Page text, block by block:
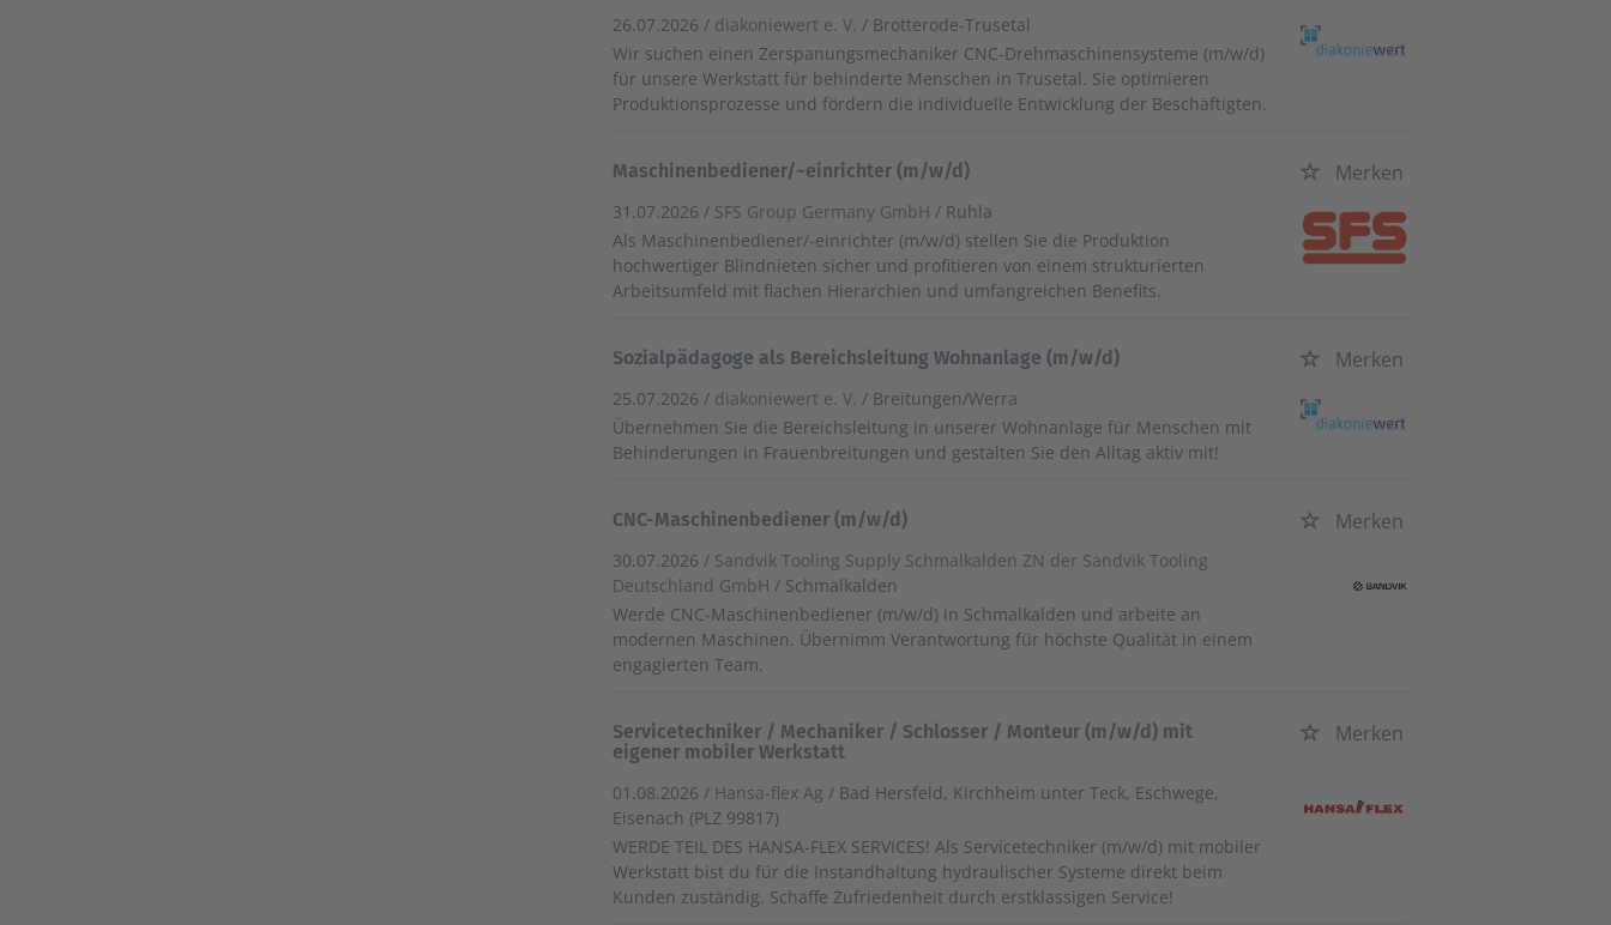
26.07.2026 / diakoniewert e. V. / Brotterode-Trusetal
Wir suchen einen Zerspanungsmechaniker CNC-Drehmaschinensysteme (m/w/d)
für unsere Werkstatt für behinderte Menschen in Trusetal. Sie optimieren
Produktionsprozesse und fördern die individuelle Entwicklung der Beschäftigten.
Maschinenbediener/~einrichter (m/w/d) Merken
31.07.2026 / SFS Group Germany GmbH / Ruhla
Als Maschinenbediener/-einrichter (m/w/d) stellen Sie die Produktion
hochwertiger Blindnieten sicher und profitieren von einem strukturierten
Arbeitsumfeld mit flachen Hierarchien und umfangreichen Benefits.
Sozialpädagoge als Bereichsleitung Wohnanlage (m/w/d) Merken
25.07.2026 / diakoniewert e. V. / Breitungen/Werra
Übernehmen Sie die Bereichsleitung in unserer Wohnanlage für Menschen mit
Behinderungen in Frauenbreitungen und gestalten Sie den Alltag aktiv mit!
CNC-Maschinenbediener (m/w/d) Merken
30.07.2026 / Sandvik Tooling Supply Schmalkalden ZN der Sandvik Tooling
Deutschland GmbH / Schmalkalden
Werde CNC-Maschinenbediener (m/w/d) in Schmalkalden und arbeite an
modernen Maschinen. Übernimm Verantwortung für höchste Qualität in einem
engagierten Team.
Servicetechniker / Mechaniker / Schlosser / Monteur (m/w/d) mit
eigener mobiler Werkstatt
Merken
01.08.2026 / Hansa-flex Ag / Bad Hersfeld, Kirchheim unter Teck, Eschwege,
Eisenach (PLZ 99817)
WERDE TEIL DES HANSA-FLEX SERVICES! Als Servicetechniker (m/w/d) mit mobiler
Werkstatt bist du für die Instandhaltung hydraulischer Systeme direkt beim
Kunden zuständig. Schaffe Zufriedenheit durch erstklassigen Service!